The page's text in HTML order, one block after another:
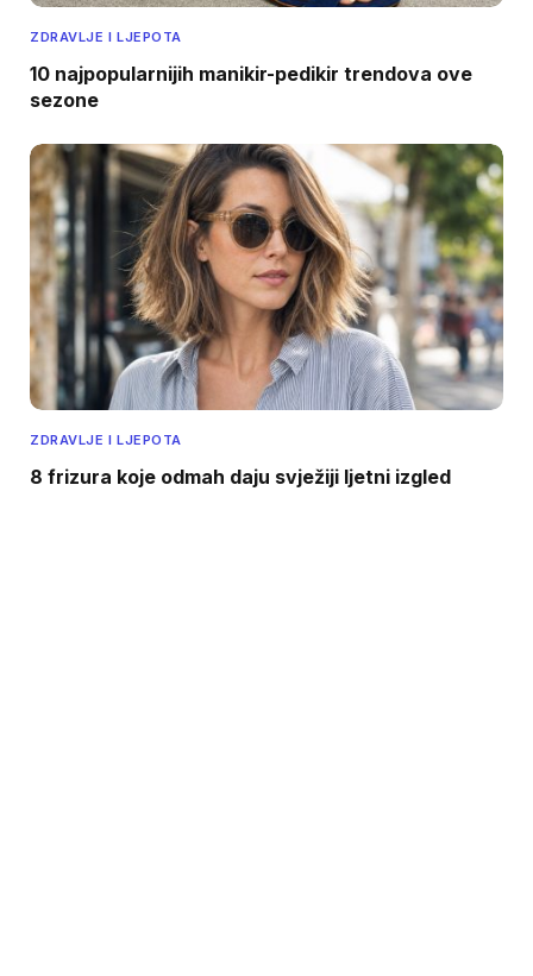
ZDRAVLJE I LJEPOTA
10 najpopularnijih manikir-pedikir trendova ove
sezone
ZDRAVLJE I LJEPOTA
8 frizura koje odmah daju svježiji ljetni izgled